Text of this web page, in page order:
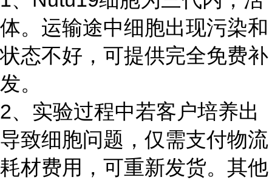
体。运输途中细胞出现污染和
状态不好，可提供完全免费补
发。
2、实验过程中若客户培养出
导致细胞问题，仅需支付物流
耗材费用，可重新发货。其他